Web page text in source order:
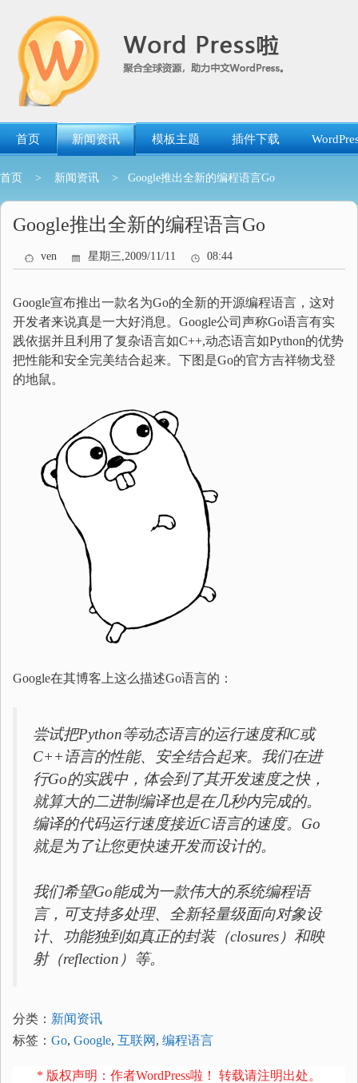
首页 新闻资讯 模板主题 插件下载
首页 > 新闻资讯 > Google推出全新的编程语言Go
Google推出全新的编程语言Go
ven 星期三,2009/11/11 08:44
Google宣布推出一款名为Go的全新的开源编程语言，这对
开发者来说真是一大好消息。Google公司声称Go语言有实
践依据并且利用了复杂语言如C++,动态语言如Python的优势
把性能和安全完美结合起来。下图是Go的官方吉祥物戈登
的地鼠。
Google在其博客上这么描述Go语言的：
尝试把Python等动态语言的运行速度和C或
C++语言的性能、安全结合起来。我们在进
行Go的实践中，体会到了其开发速度之快，
就算大的二进制编译也是在几秒内完成的。
编译的代码运行速度接近C语言的速度。Go
就是为了让您更快速开发而设计的。
我们希望Go能成为一款伟大的系统编程语
言，可支持多处理、全新轻量级面向对象设
计、功能独到如真正的封装（closures）和映
射（reflection）等。
分类： 新闻资讯
标签： Go, Google, 互联网 , 编程语言
* 版权声明：作者WordPress啦！ 转载请注明出处。